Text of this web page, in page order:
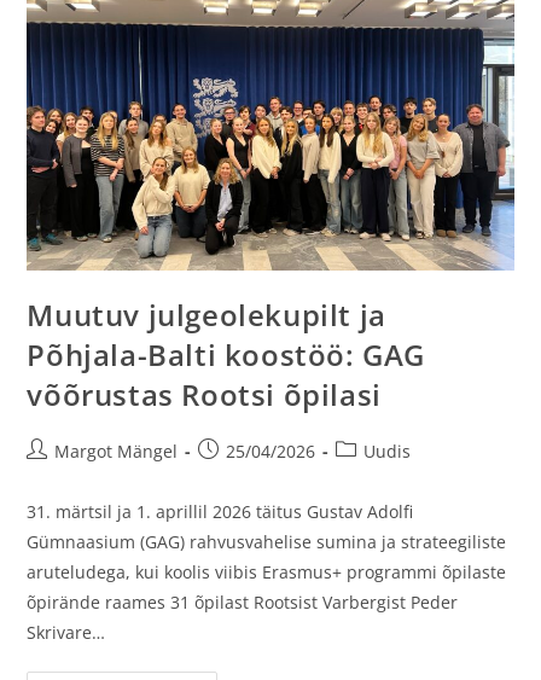
Muutuv julgeolekupilt ja
Põhjala-Balti koostöö: GAG
võõrustas Rootsi õpilasi
Margot Mängel 25/04/2026 Uudis
31. märtsil ja 1. aprillil 2026 täitus Gustav Adolfi
Gümnaasium (GAG) rahvusvahelise sumina ja strateegiliste
aruteludega, kui koolis viibis Erasmus+ programmi õpilaste
õpirände raames 31 õpilast Rootsist Varbergist Peder
Skrivare…